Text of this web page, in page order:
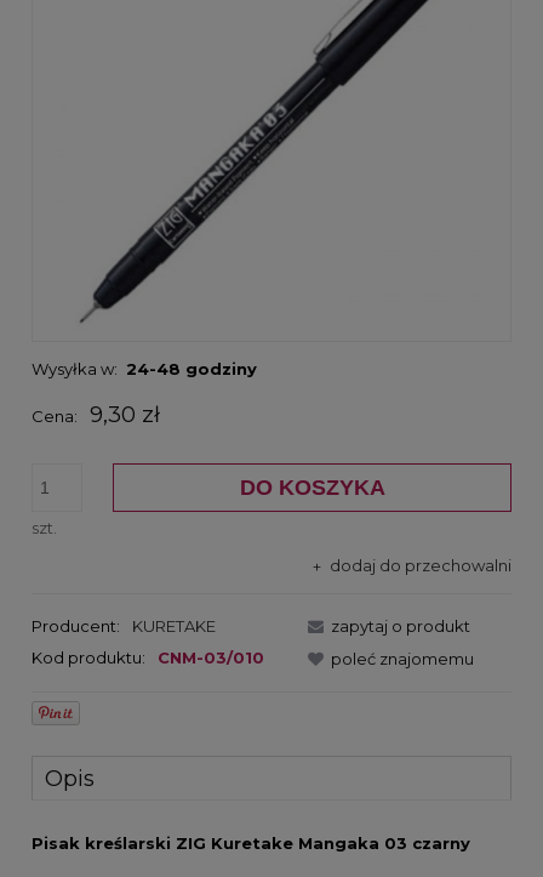
Wysyłka w: 24-48 godziny
Cena: 9,30 zł
szt.
DO KOSZYKA
dodaj do przechowalni
Producent:
KURETAKE
Kod produktu:
CNM-03/010
zapytaj o produkt
poleć znajomemu
Opis
Pisak kreślarski ZIG Kuretake Mangaka 03 czarny